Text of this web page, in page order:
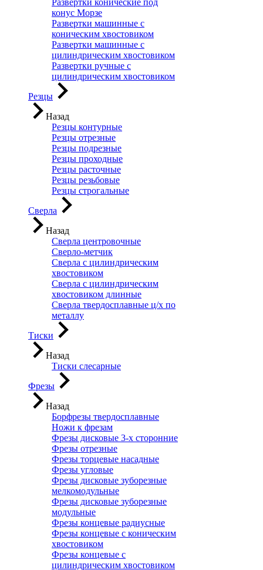
Развертки конические под
конус Морзе
Развертки машинные с
коническим хвостовиком
Развертки машинные с
цилиндрическим хвостовиком
Развертки ручные с
цилиндрическим хвостовиком
Резцы
Назад
Резцы контурные
Резцы отрезные
Резцы подрезные
Резцы проходные
Резцы расточные
Резцы резьбовые
Резцы строгальные
Сверла
Назад
Сверла центровочные
Сверло-метчик
Сверла с цилиндрическим
хвостовиком
Сверла с цилиндрическим
хвостовиком длинные
Сверла твердосплавные ц/х по
металлу
Тиски
Назад
Тиски слесарные
Фрезы
Назад
Борфрезы твердосплавные
Ножи к фрезам
Фрезы дисковые 3-х сторонние
Фрезы отрезные
Фрезы торцевые насадные
Фрезы угловые
Фрезы дисковые зуборезные
мелкомодульные
Фрезы дисковые зуборезные
модульные
Фрезы концевые радиусные
Фрезы концевые с коническим
хвостовиком
Фрезы концевые с
цилиндрическим хвостовиком